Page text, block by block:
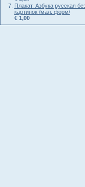
Плакат. Азбука русская
картинок /мал. форм/
€ 1,00